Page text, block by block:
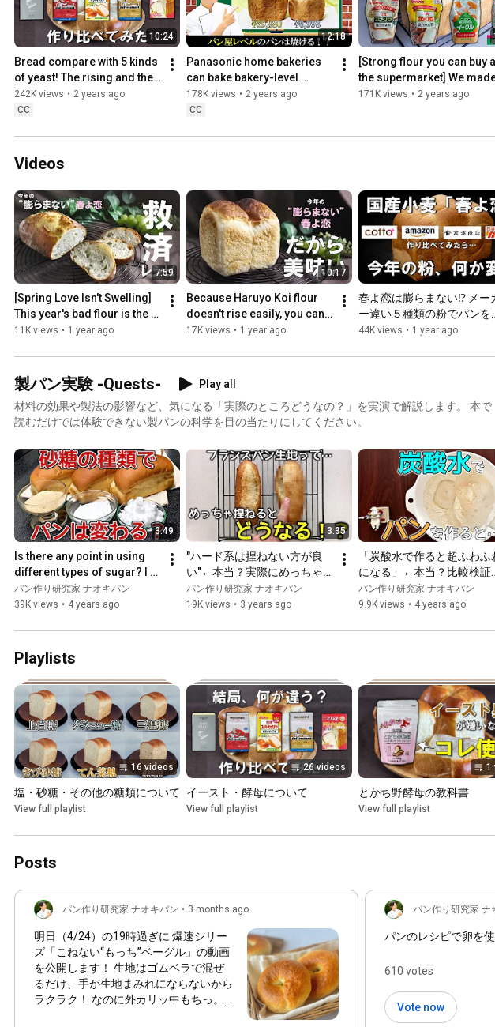
☆A video comparing
(shown at 9:46
https://youtu.be/
00:35
04:16
〇Utensils used
Bake cute mini-sized
→ https://amzn.to/
Digital Scale with 0.1g
→ https://amzn.to/41lgZjD
→ https://amzn.to/
→ https://amzn.to/
→ https://amzn.to/
Canvas (Used for Final
https://amzn.to/
#BreadMaking
As an Amazon
sales.
10:24
Bread compare with 5 kinds
of yeast! The rising and the
yeast smell were totally
different...!
242K views • 2 years ago
CC
12:18
Panasonic home bakeries
can bake bakery-level
bread! Compare with
cheaper models.
178K views • 2 years ago
CC
[Strong flour you can buy
the supermarket] We
bread using four different
171K views • 2 years ago
Videos
7:59
[Spring Love Isn't Swelling]
This year's bad flour is the
reason why you can make it!
11K views • 1 year ago
10:17
Because Haruyo Koi flour
doesn't rise easily, you can
make it! A recipe for a chewy
17K views • 1 year ago
春よ恋は膨らまない⁉ メー
ー違い５種類の粉でパンを
り比べたら驚きの結果が！
44K views • 1 year ago
製パン実験 -Quests-
Play all
材料の効果や製法の影響など、気になる「実際のところどうなの？」を実演で解説します。 本で
読むだけでは体験できない製パンの科学を目の当たりにしてください。
3:49
Is there any point in using
different types of sugar? I
tried baking bread with
different types o...
パン作り研究家 ナオキパン
39K views • 4 years ago
3:35
"ハード系は捏ねない方が良
い"←本当？実際にめっちゃ
捏ねて比較してみた
パン作り研究家 ナオキパン
19K views • 3 years ago
「炭酸水で作ると超ふわふ
になる」←本当？比較検証
てみた
パン作り研究家 ナオキパン
9.9K views • 4 years ago
Playlists
16 videos
塩・砂糖・その他の糖類について
View full playlist
26 videos
イースト・酵母について
View full playlist
1
とかち野酵母の教科書
View full playlist
Posts
パン作り研究家 ナオキパン • 3 months ago
明日（4/24）の19時過ぎに 爆速シリー
ズ「こねない“もっち”ベーグル」の動画
を公開します！ 生地はゴムベラで混ぜ
るだけ、手が生地まみれにならないから
ラクラク！ なのに外カリッ中もちっ。
パン作り研究家 ナ
パンのレシピで卵を
610 votes
Vote now